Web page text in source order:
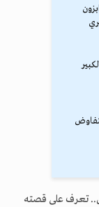
تعرف على قصته